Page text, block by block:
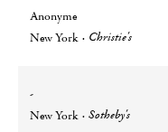
Anonyme
Ville
New York
Lieu Christie's
-
Ville
New York
Lieu Sotheby's